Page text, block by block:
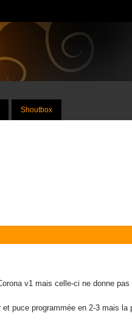
Shoutbox
v1 mais celle-ci ne donne pas
puce programmée en 2-3 mais la